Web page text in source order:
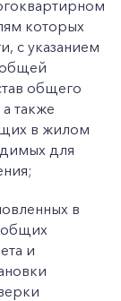
которых
с указанием
общего
также
в жилом
для
в
общих
и